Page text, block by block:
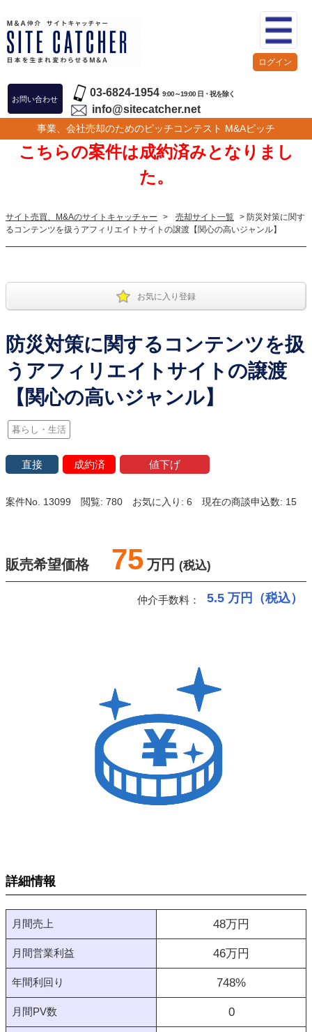
お問い合わせ
03-6824-1954 9:00～19:00 日・祝を除く
info@sitecatcher.net
事業、会社売却のためのピッチコンテスト M&Aピッチ
ログイン
こちらの案件は成約済みとなりまし
た。
サイト売買、M&Aのサイトキャッチャー > 売却サイト一覧 > 防災対策に関す
るコンテンツを扱うアフィリエイトサイトの譲渡【関心の高いジャンル】
お気に入り登録
防災対策に関するコンテンツを扱
うアフィリエイトサイトの譲渡
【関心の高いジャンル】
暮らし・生活
直接 成約済 値下げ
案件No. 13099 閲覧: 780 お気に入り: 6 現在の商談申込数: 15
販売希望価格 75 万円 (税込)
仲介手数料： 5.5 万円（税込）
詳細情報
月間売上 48万円
月間営業利益 46万円
年間利回り 748%
月間PV数 0